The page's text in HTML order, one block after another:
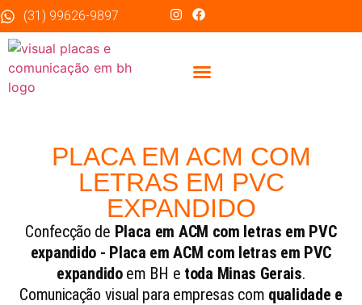
(31) 99626-9897
PLACA EM ACM COM
LETRAS EM PVC
EXPANDIDO
Confecção de Placa em ACM com letras em PVC
expandido - Placa em ACM com letras em PVC
expandido em BH e toda Minas Gerais.
Comunicação visual para empresas com qualidade e